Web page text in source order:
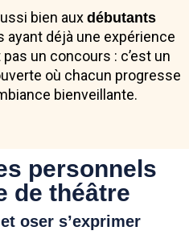
bien aux débutants
ayant déjà une expérience
un concours : c’est un
où chacun progresse
bienveillante.
personnels
de théâtre
oser s’exprimer